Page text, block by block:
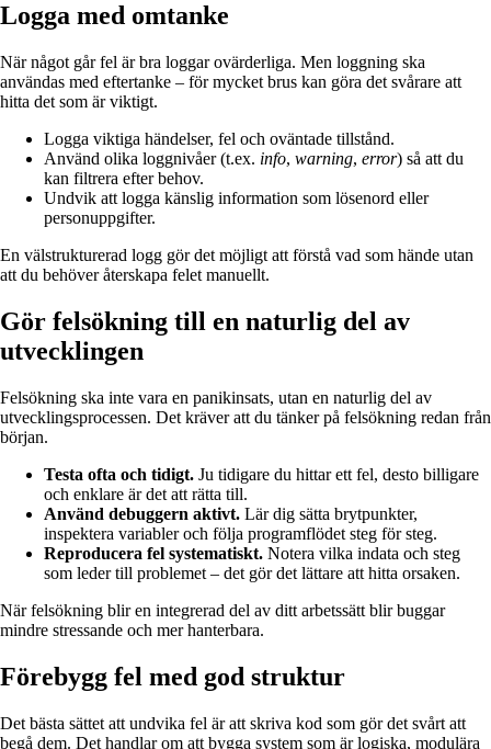
Logga med omtanke
När något går fel är bra loggar ovärderliga. Men loggning ska
användas med eftertanke – för mycket brus kan göra det svårare att
hitta det som är viktigt.
Logga viktiga händelser, fel och oväntade tillstånd.
Använd olika loggnivåer (t.ex. info, warning, error) så att du
kan filtrera efter behov.
Undvik att logga känslig information som lösenord eller
personuppgifter.
En välstrukturerad logg gör det möjligt att förstå vad som hände utan
att du behöver återskapa felet manuellt.
Gör felsökning till en naturlig del av
utvecklingen
Felsökning ska inte vara en panikinsats, utan en naturlig del av
utvecklingsprocessen. Det kräver att du tänker på felsökning redan från
början.
Testa ofta och tidigt. Ju tidigare du hittar ett fel, desto billigare
och enklare är det att rätta till.
Använd debuggern aktivt. Lär dig sätta brytpunkter,
inspektera variabler och följa programflödet steg för steg.
Reproducera fel systematiskt. Notera vilka indata och steg
som leder till problemet – det gör det lättare att hitta orsaken.
När felsökning blir en integrerad del av ditt arbetssätt blir buggar
mindre stressande och mer hanterbara.
Förebygg fel med god struktur
Det bästa sättet att undvika fel är att skriva kod som gör det svårt att
begå dem. Det handlar om att bygga system som är logiska, modulära